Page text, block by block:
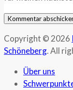
Copyright © 2026
Schöneberg. All
Über uns